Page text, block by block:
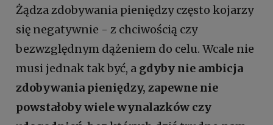
Żądza zdobywania pieniędzy często kojarzy
się negatywnie - z chciwością czy
bezwzględnym dążeniem do celu. Wcale nie
musi jednak tak być, a gdyby nie ambicja
zdobywania pieniędzy, zapewne nie
powstałoby wiele wynalazków czy